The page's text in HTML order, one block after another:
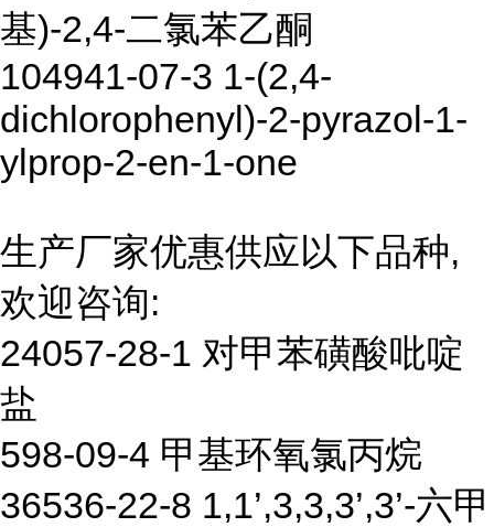
基)-2,4-二氯苯乙酮
104941-07-3 1-(2,4-
dichlorophenyl)-2-pyrazol-1-
ylprop-2-en-1-one
生产厂家优惠供应以下品种,
欢迎咨询:
24057-28-1 对甲苯磺酸吡啶
盐
598-09-4 甲基环氧氯丙烷
36536-22-8 1,1’,3,3,3’,3’-六甲